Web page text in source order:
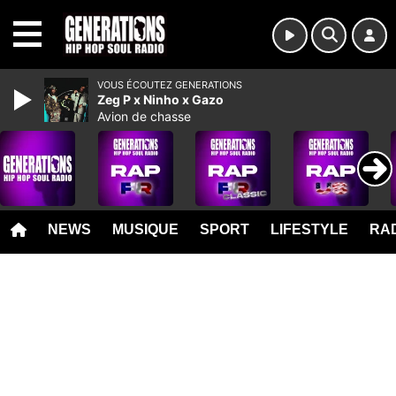
NEWS MUSIQUE SPORT LIFESTYLE
VOUS ÉCOUTEZ GENERATIONS
Zeg P x Ninho x Gazo
Avion de chasse